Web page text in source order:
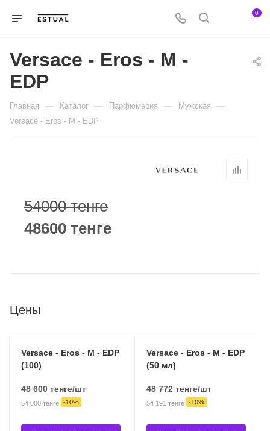
0
Versace - Eros - M -
EDP
Главная — Каталог — Парфюмерия — Мужская —
Versace - Eros - M - EDP
54000 тенге
48600 тенге
Цены
Versace - Eros - M - EDP
(100)
48 600 тенге/шт
54 000тенге -10%
Versace - Eros - M - EDP
(50 мл)
48 772 тенге/шт
54 191тенге -10%